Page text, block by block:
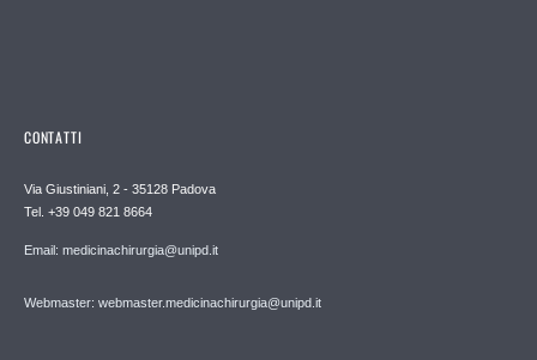
CONTATTI
Via Giustiniani, 2 - 35128 Padova
Tel. +39 049 821 8664
Email: medicinachirurgia@unipd.it
Webmaster: webmaster.medicinachirurgia@unipd.it